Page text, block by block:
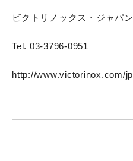
ビクトリノックス・ジャパン
Tel. 03-3796-0951
http://www.victorinox.com/jp